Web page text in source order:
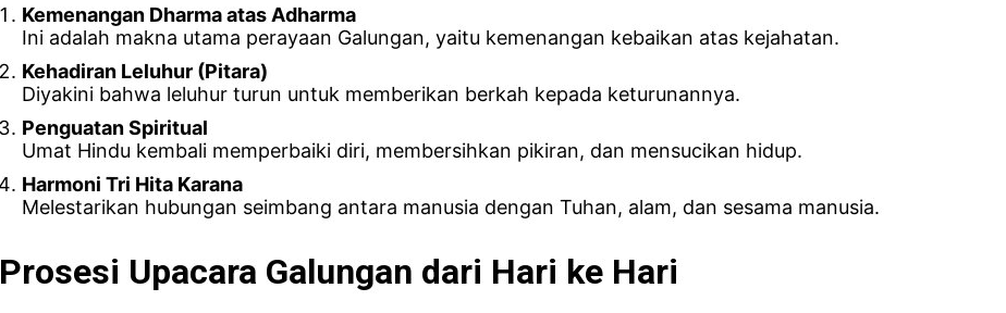
Kemenangan Dharma atas Adharma
Ini adalah makna utama perayaan Galungan, yaitu kemenangan kebaikan atas kejahatan.
Kehadiran Leluhur (Pitara)
Diyakini bahwa leluhur turun untuk memberikan berkah kepada keturunannya.
Penguatan Spiritual
Umat Hindu kembali memperbaiki diri, membersihkan pikiran, dan mensucikan hidup.
Harmoni Tri Hita Karana
Melestarikan hubungan seimbang antara manusia dengan Tuhan, alam, dan sesama manusia.
Prosesi Upacara Galungan dari Hari ke Hari